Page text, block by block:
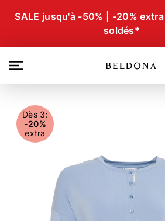
SALE jusqu'à -50% | -20%
soldés*
Dès 3:
-20%
extra